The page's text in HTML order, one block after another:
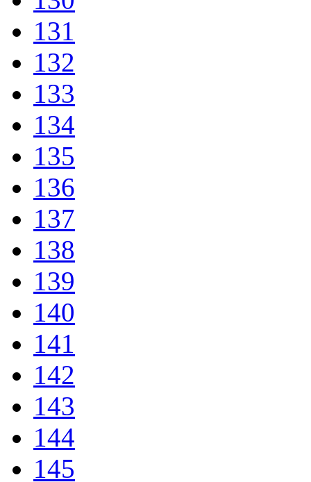
131
132
133
134
135
136
137
138
139
140
141
142
143
144
145